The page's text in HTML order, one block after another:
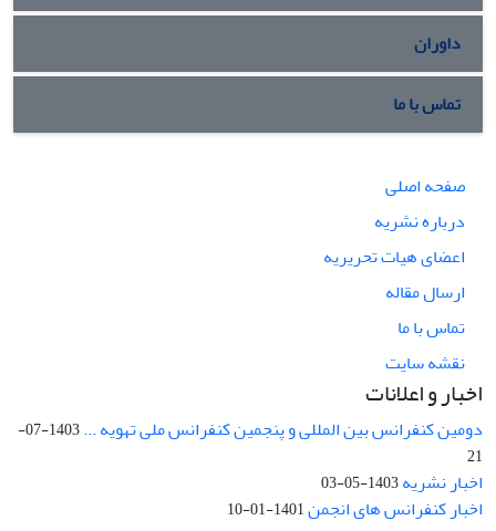
داوران
تماس با ما
صفحه اصلی
درباره نشریه
اعضای هیات تحریریه
ارسال مقاله
تماس با ما
نقشه سایت
اخبار و اعلانات
دومین کنفرانس بین المللی و پنجمین کنفرانس ملی تهویه ...
1403-07-
21
اخبار نشریه1403-05-03
اخبار کنفرانس های انجمن1401-01-10